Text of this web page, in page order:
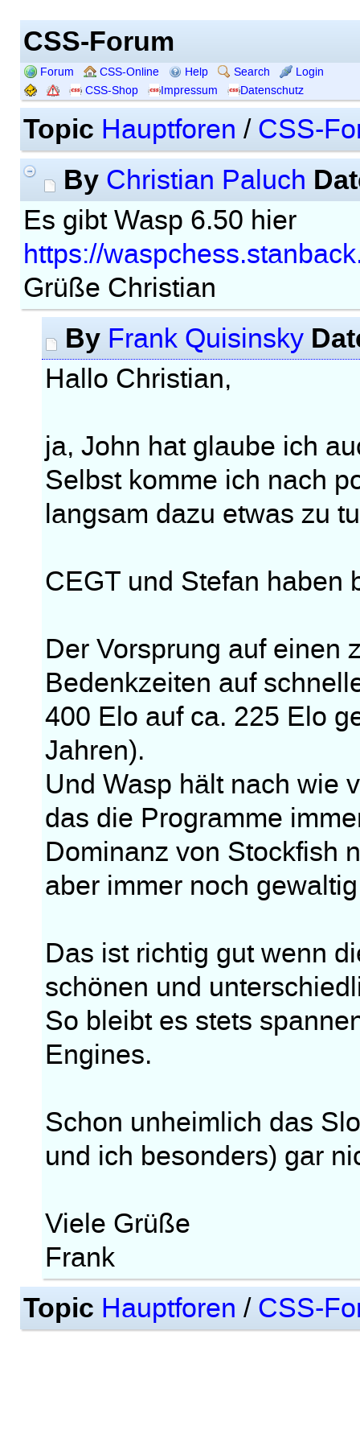
CSS-Forum
Forum CSS-Online Help Search
Login
CSS-Shop
Impressum Datenschutz
Topic Hauptforen / CSS-
By Christian Paluch
Es gibt Wasp 6.50 hier
https://
Grüße Christian
By Frank Quisinsky
Hallo Christian,
ja, John hat glaube ich
Selbst komme ich nach
langsam dazu etwas zu
CEGT und Stefan haben
Der Vorsprung auf einen
Bedenkzeiten auf
400 Elo auf ca. 225 Elo
Jahren).
Und Wasp hält nach wie
das die Programme
Dominanz von Stockfish
aber immer noch
Das ist richtig gut wenn
schönen und
So bleibt es stets
Engines.
Schon unheimlich das
und ich besonders) gar
Viele Grüße
Frank
Topic Hauptforen / CSS-